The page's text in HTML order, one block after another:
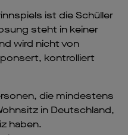
ist die Schüller
steht in keiner
wird nicht von
kontrolliert
die mindestens
in Deutschland,
haben.